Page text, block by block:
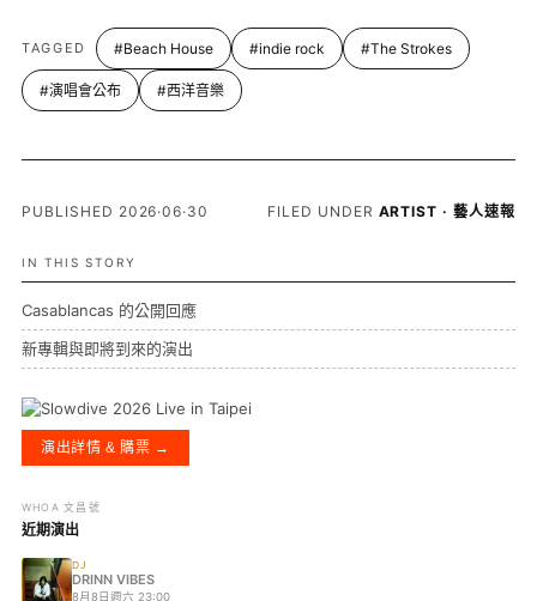
TAGGED #Beach House #indie rock #The Strokes
#演唱會公布 #西洋音樂
PUBLISHED 2026·06·30 FILED UNDER ARTIST · 藝人速報
IN THIS STORY
Casablancas 的公開回應
新專輯與即將到來的演出
演出詳情 & 購票 →
WHOA 文昌號
近期演出
DJ
DRINN VIBES
8月8日週六 23:00